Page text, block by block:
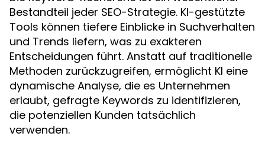
Bestandteil jeder SEO-Strategie. KI-gestützte
Tools können tiefere Einblicke in Suchverhalten
und Trends liefern, was zu exakteren
Entscheidungen führt. Anstatt auf traditionelle
Methoden zurückzugreifen, ermöglicht KI eine
dynamische Analyse, die es Unternehmen
erlaubt, gefragte Keywords zu identifizieren,
die potenziellen Kunden tatsächlich
verwenden.